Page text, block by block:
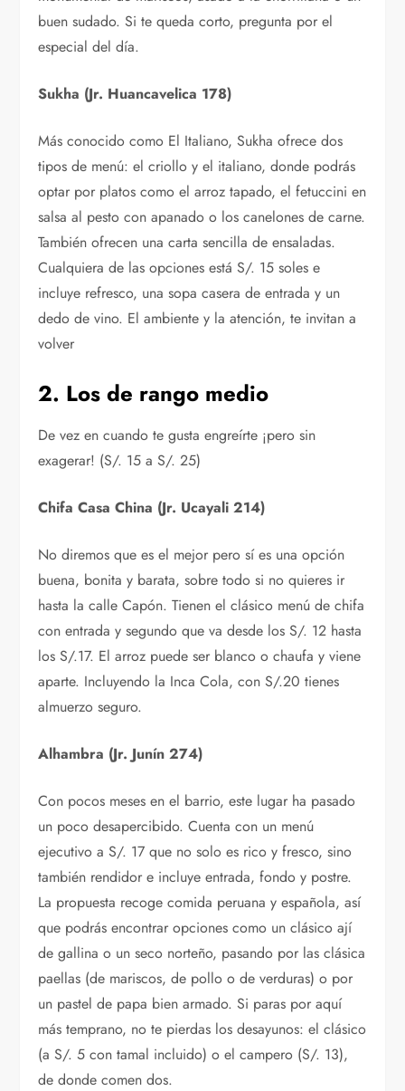
buen sudado. Si te queda corto, pregunta por el
especial del día.
Sukha (Jr. Huancavelica 178)
Más conocido como El Italiano, Sukha ofrece dos
tipos de menú: el criollo y el italiano, donde podrás
optar por platos como el arroz tapado, el fetuccini en
salsa al pesto con apanado o los canelones de carne.
También ofrecen una carta sencilla de ensaladas.
Cualquiera de las opciones está S/. 15 soles e
incluye refresco, una sopa casera de entrada y un
dedo de vino. El ambiente y la atención, te invitan a
volver
2. Los de rango medio
De vez en cuando te gusta engreírte ¡pero sin
exagerar! (S/. 15 a S/. 25)
Chifa Casa China (Jr. Ucayali 214)
No diremos que es el mejor pero sí es una opción
buena, bonita y barata, sobre todo si no quieres ir
hasta la calle Capón. Tienen el clásico menú de chifa
con entrada y segundo que va desde los S/. 12 hasta
los S/.17. El arroz puede ser blanco o chaufa y viene
aparte. Incluyendo la Inca Cola, con S/.20 tienes
almuerzo seguro.
Alhambra (Jr. Junín 274)
Con pocos meses en el barrio, este lugar ha pasado
un poco desapercibido. Cuenta con un menú
ejecutivo a S/. 17 que no solo es rico y fresco, sino
también rendidor e incluye entrada, fondo y postre.
La propuesta recoge comida peruana y española, así
que podrás encontrar opciones como un clásico ají
de gallina o un seco norteño, pasando por las clásica
paellas (de mariscos, de pollo o de verduras) o por
un pastel de papa bien armado. Si paras por aquí
más temprano, no te pierdas los desayunos: el clásico
(a S/. 5 con tamal incluido) o el campero (S/. 13),
de donde comen dos.